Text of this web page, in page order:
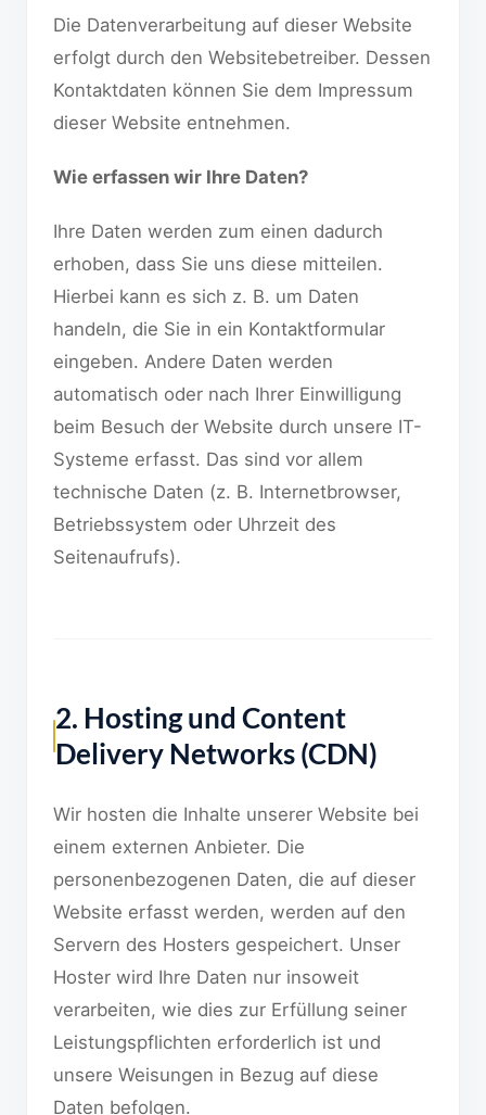
Die Datenverarbeitung auf dieser Website
erfolgt durch den Websitebetreiber. Dessen
Kontaktdaten können Sie dem Impressum
dieser Website entnehmen.
Wie erfassen wir Ihre Daten?
Ihre Daten werden zum einen dadurch
erhoben, dass Sie uns diese mitteilen.
Hierbei kann es sich z. B. um Daten
handeln, die Sie in ein Kontaktformular
eingeben. Andere Daten werden
automatisch oder nach Ihrer Einwilligung
beim Besuch der Website durch unsere IT-
Systeme erfasst. Das sind vor allem
technische Daten (z. B. Internetbrowser,
Betriebssystem oder Uhrzeit des
Seitenaufrufs).
2. Hosting und Content
Delivery Networks (CDN)
Wir hosten die Inhalte unserer Website bei
einem externen Anbieter. Die
personenbezogenen Daten, die auf dieser
Website erfasst werden, werden auf den
Servern des Hosters gespeichert. Unser
Hoster wird Ihre Daten nur insoweit
verarbeiten, wie dies zur Erfüllung seiner
Leistungspflichten erforderlich ist und
unsere Weisungen in Bezug auf diese
Daten befolgen.